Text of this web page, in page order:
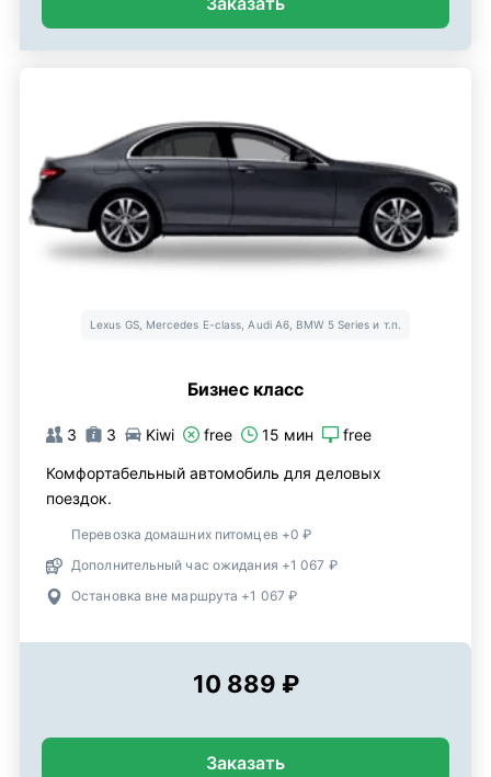
Lexus GS, Mercedes E-class, Audi A6, BMW 5 Series и т.п.
Бизнес класс
3 3 Kiwi free 15 мин free
Комфортабельный автомобиль для деловых
поездок.
Перевозка домашних питомцев +0 ₽
Дополнительный час ожидания +1 067 ₽
Остановка вне маршрута +1 067 ₽
10 889 ₽
Заказать